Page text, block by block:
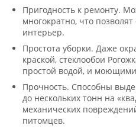
Пригодность к ремонту.
многократно, что
интерьер.
Простота уборки. Даже
краской, стеклообои
простой водой, и
Прочность. Способны
до нескольких тонн на
механических
питомцев.